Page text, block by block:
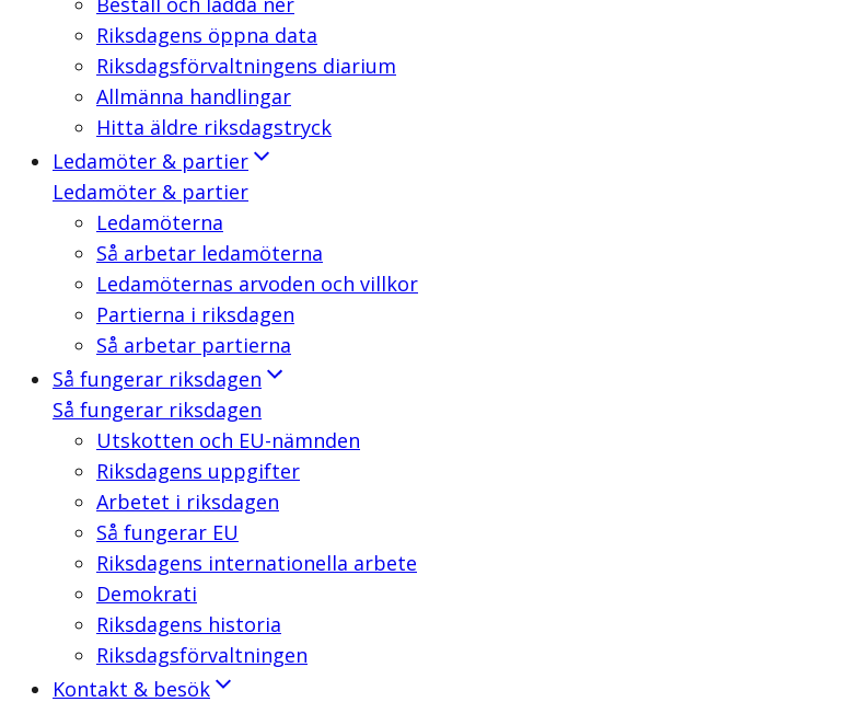
Riksdagens öppna data
Riksdagsförvaltningens diarium
Allmänna handlingar
Hitta äldre riksdagstryck
Ledamöter & partier
Ledamöter & partier
Ledamöterna
Så arbetar ledamöterna
Ledamöternas arvoden och villkor
Partierna i riksdagen
Så arbetar partierna
Så fungerar riksdagen
Så fungerar riksdagen
Utskotten och EU-nämnden
Riksdagens uppgifter
Arbetet i riksdagen
Så fungerar EU
Riksdagens internationella arbete
Demokrati
Riksdagens historia
Riksdagsförvaltningen
Kontakt & besök